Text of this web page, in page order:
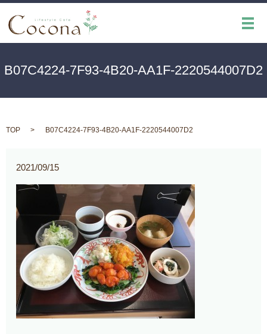
メ
B07C4224-7F93-4B20-AA1F-2220544007D2
TOP B07C4224-7F93-4B20-AA1F-2220544007D2
2021/09/15